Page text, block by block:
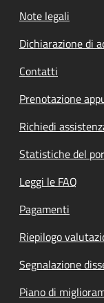
Note legali
Dichiarazione di
Contatti
Prenotazione
Richiedi
Statistiche del
Leggi le FAQ
Pagamenti
Riepilogo
Segnalazione
Piano di